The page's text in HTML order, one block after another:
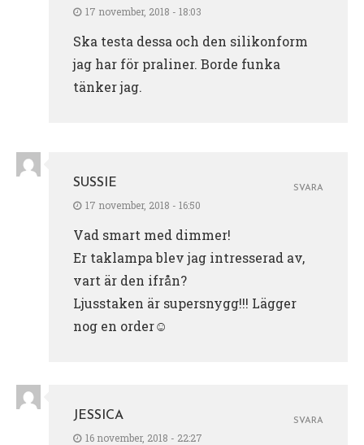
17 november, 2018 - 18:03
Ska testa dessa och den silikonform
jag har för praliner. Borde funka
tänker jag.
SUSSIE
17 november, 2018 - 16:50
Vad smart med dimmer!
Er taklampa blev jag intresserad av,
vart är den ifrån?
Ljusstaken är supersnygg!!! Lägger
nog en order☺
SVARA
JESSICA
16 november, 2018 - 22:27
SVARA